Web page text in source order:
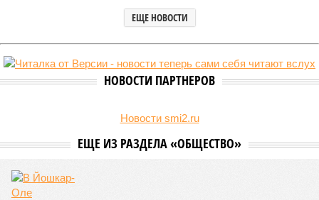
Руководитель Управления Роспотребнадзора по Чувашской
Республике Татьяна Гермонова принимала участие в заседании
Межведомственной комиссии, занимающейся вопросами
организации детского отдыха и оздоровления в регионе. В
летней оздоровительной кампании 2026 года и промежуточные
были обобщены
мероприятий в детских оздоровительных лагерях. В